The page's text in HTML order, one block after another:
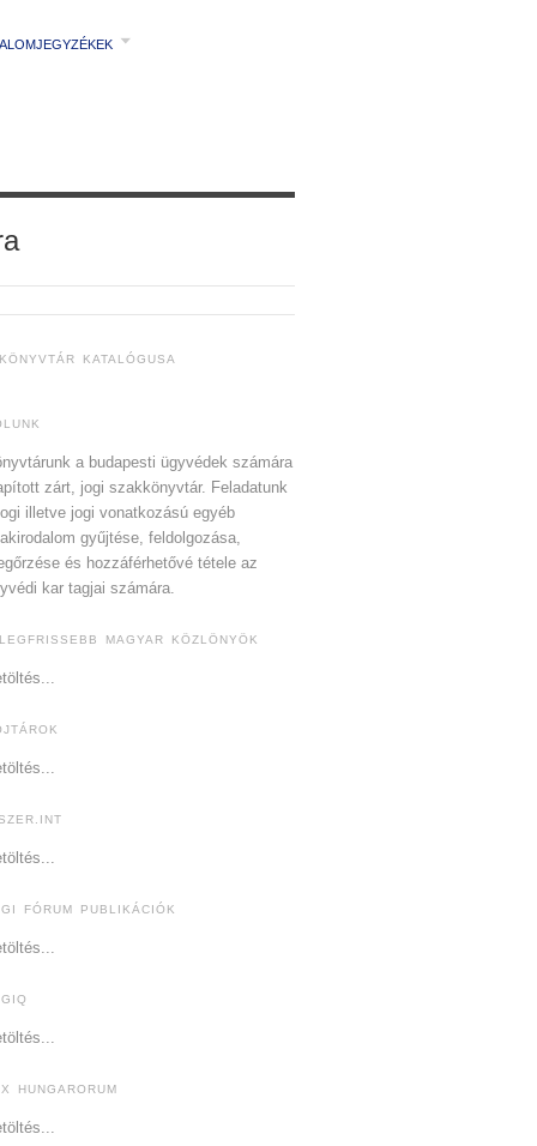
KATALÓGUSA
a budapesti ügyvédek számára
zárt, jogi szakkönyvtár. Feladatunk
illetve jogi vonatkozású egyéb
gyűjtése, feldolgozása,
és hozzáférhetővé tétele az
kar tagjai számára.
MAGYAR KÖZLÖNYÖK
FÓRUM PUBLIKÁCIÓK
HUNGARORUM